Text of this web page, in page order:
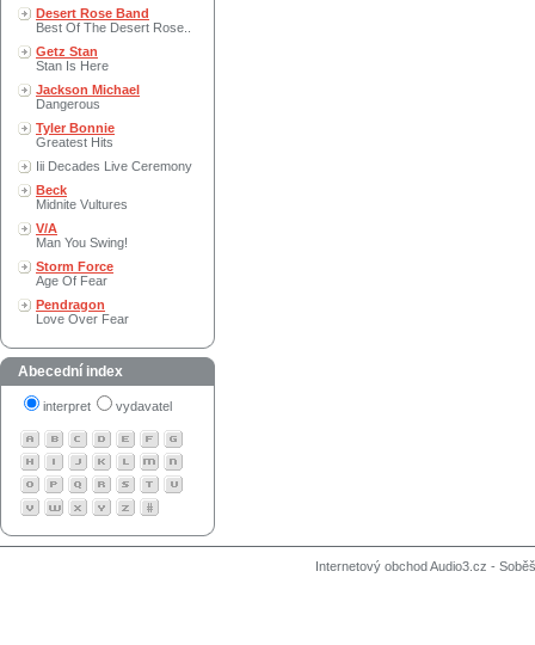
Desert Rose Band
Best Of The Desert Rose..
Getz Stan
Stan Is Here
Jackson Michael
Dangerous
Tyler Bonnie
Greatest Hits
Iii Decades Live Ceremony
Beck
Midnite Vultures
V/A
Man You Swing!
Storm Force
Age Of Fear
Pendragon
Love Over Fear
Abecední index
interpret vydavatel
Internetový obchod Audio3.cz -